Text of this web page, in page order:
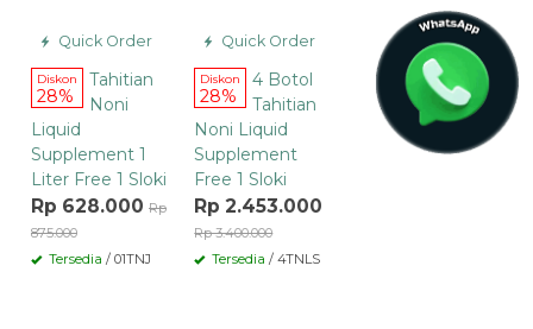
Quick Order
Diskon
28%
Tahitian
Noni
Liquid
Supplement 1
Liter Free 1 Sloki
Rp 628.000 Rp
875.000
Tersedia / 01TNJ
Quick Order
Diskon
28%
4 Botol
Tahitian
Noni Liquid
Supplement
Free 1 Sloki
Rp 2.453.000
Rp 3.400.000
Tersedia / 4TNLS